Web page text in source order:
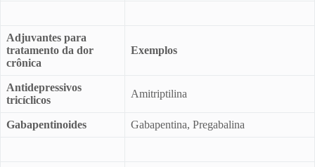
Adjuvantes para
tratamento da dor
crônica
Exemplos
Antidepressivos
tricíclicos
Amitriptilina
Gabapentinoides Gabapentina, Pregabalina